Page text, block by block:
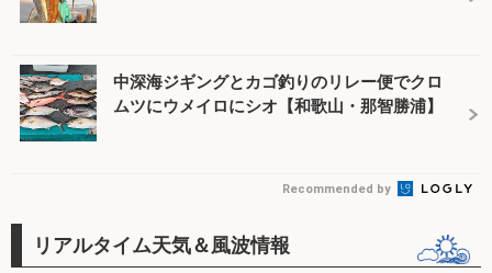
中深海ジギングとカゴ釣りのリレー便でクロ
ムツにウメイロにシオ【和歌山・那智勝浦】
Recommended by
リアルタイム天気＆風波情報